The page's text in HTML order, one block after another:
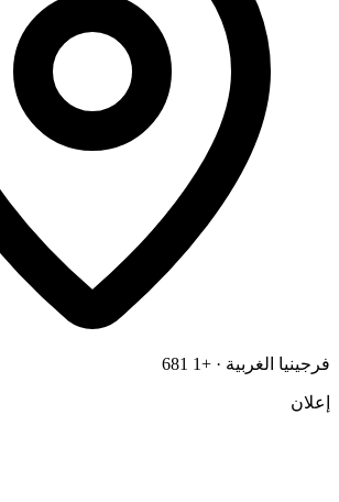
فرجينيا الغربية · +1 681
إعلان